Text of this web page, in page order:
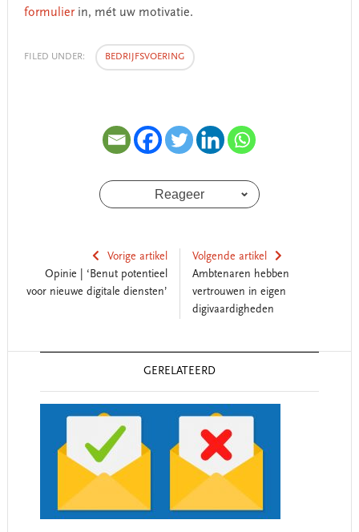
formulierin, mét uw motivatie.
FILED UNDER: BEDRIJFSVOERING
Reageer
Vorige artikel
Opinie | ‘Benut potentieel
voor nieuwe digitale diensten’
Volgende artikel
Ambtenaren hebben
vertrouwen in eigen
digivaardigheden
GERELATEERD